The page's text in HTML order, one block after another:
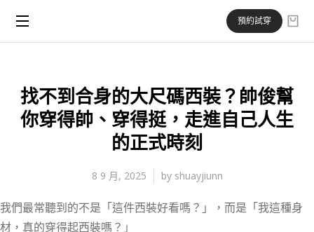
預約試穿
找不到合身的大尺碼西裝？帥俊幫
你穿得帥、穿得挺，走進自己人生
的正式時刻
8 9 月, 2025 byshuayjiunn
我們最常聽到的不是「這件西裝好看嗎？」，而是「我這種身
材，真的穿得起西裝嗎？」